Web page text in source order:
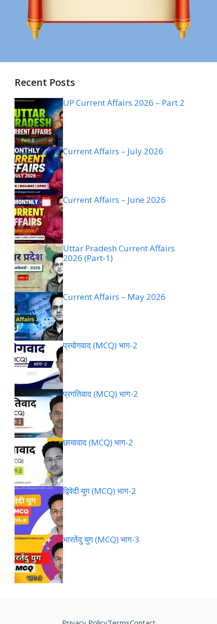
Recent Posts
UP Current Affairs 2026 – Part 2
Current Affairs – July 2026
Current Affairs – June 2026
Uttar Pradesh Current Affairs
2026 (Part-1)
Current Affairs – May 2026
प्रयोगवाद (MCQ) भाग-2
प्रगतिवाद (MCQ) भाग-2
छायावाद (MCQ) भाग-2
द्विवेदी युग (MCQ) भाग-2
भारतेंदु युग (MCQ) भाग-3